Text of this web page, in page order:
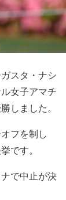
スタ・ナシ
女子アマチ
しました。
フを制し
です。
で中止が決